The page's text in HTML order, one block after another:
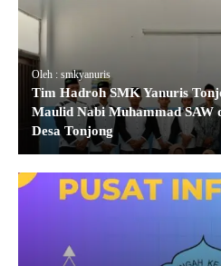
Oleh : smkyanuris
Tim Hadroh SMK Yanuris
Maulid Nabi Muhammad SAW
Desa Tonjong